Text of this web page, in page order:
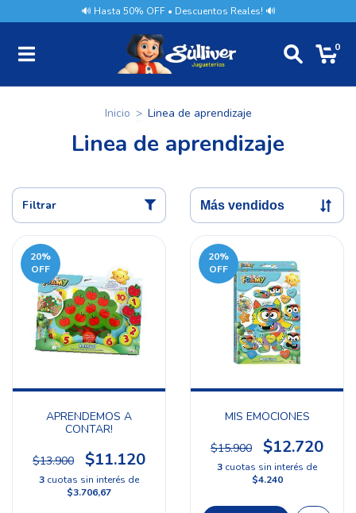
🔊 Hasta 50% OFF • Descuentos Reales! 🔊
0
Inicio > Linea de aprendizaje
Linea de aprendizaje
Filtrar
20%
OFF
APRENDEMOS A
CONTAR!
$13.900 $11.120
3 cuotas sin interés de
$3.706,67
20%
OFF
MIS EMOCIONES
$15.900 $12.720
3 cuotas sin interés de
$4.240